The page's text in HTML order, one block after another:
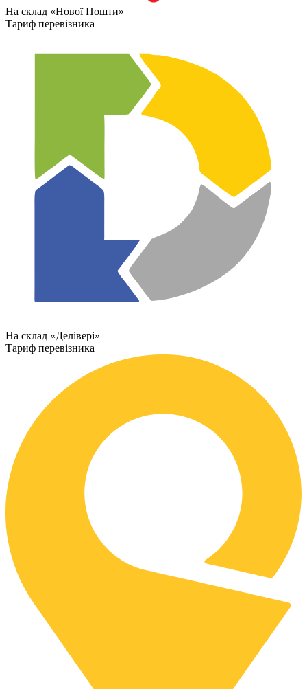
На склад «Нової Пошти»
Тариф перевізника
На склад «Делівері»
Тариф перевізника